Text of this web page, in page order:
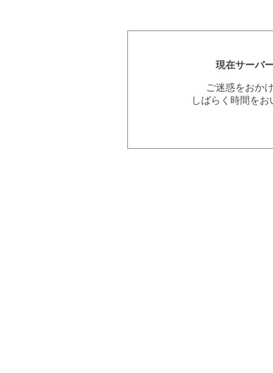
現在サーバ
ご迷惑をおか
しばらく時間を